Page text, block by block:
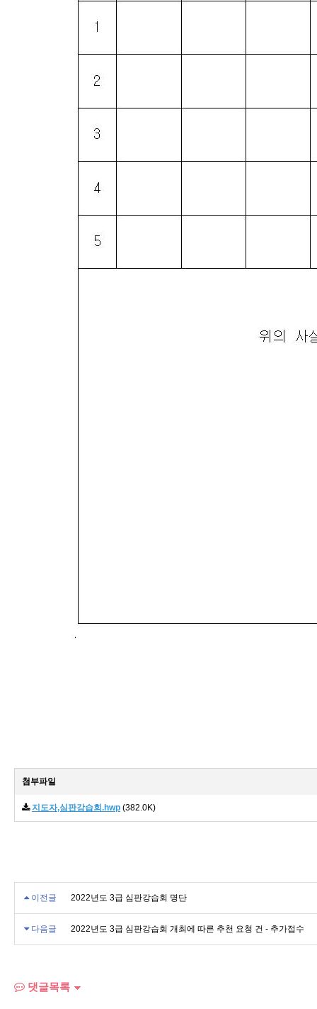
첨부파일
지도자,심판강습회.hwp (382.0K)
이전글 2022년도 3급 심판강습회 명단
다음글 2022년도 3급 심판강습회 개최에 따른 추천 요청 건 - 추가접수
댓글목록